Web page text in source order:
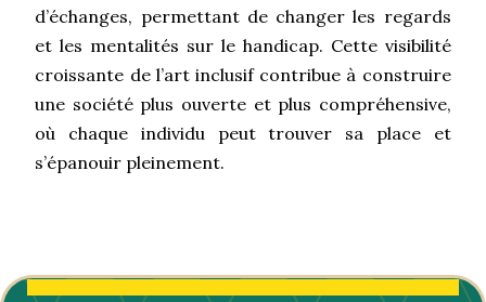
d’échanges, permettant de changer les regards
et les mentalités sur le handicap. Cette visibilité
croissante de l’art inclusif contribue à construire
une société plus ouverte et plus compréhensive,
où chaque individu peut trouver sa place et
s’épanouir pleinement.